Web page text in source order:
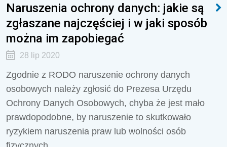
Naruszenia ochrony danych: jakie są
zgłaszane najczęściej i w jaki sposób
można im zapobiegać
28 lip 2020
Zgodnie z RODO naruszenie ochrony danych
osobowych należy zgłosić do Prezesa Urzędu
Ochrony Danych Osobowych, chyba że jest mało
prawdopodobne, by naruszenie to skutkowało
ryzykiem naruszenia praw lub wolności osób